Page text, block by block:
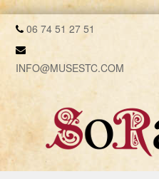
06 74 51 27 51
INFO@MUSESTC.COM